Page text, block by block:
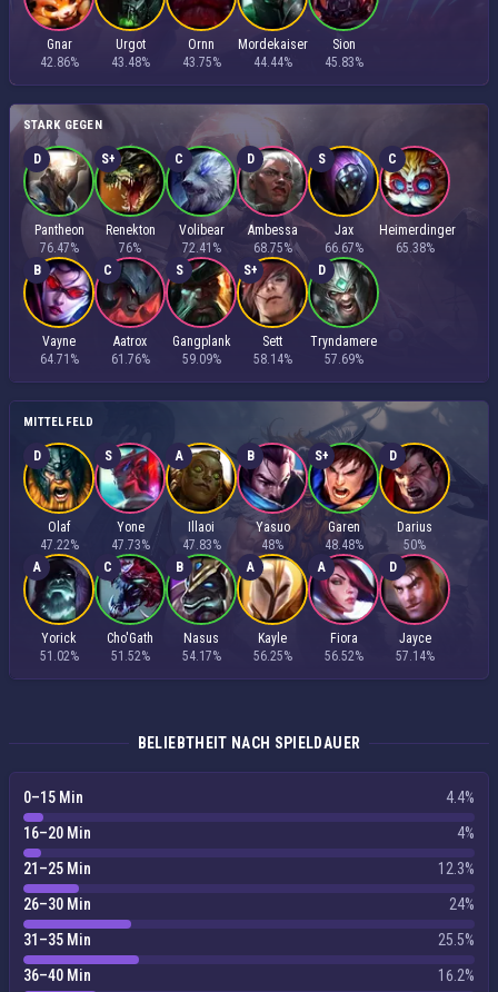
Gnar
42.86%
Urgot
43.48%
Ornn
43.75%
Mordekaiser
44.44%
Sion
45.83%
STARK GEGEN
D
Pantheon
76.47%
S+
Renekton
76%
C
Volibear
72.41%
D
Ambessa
68.75%
S
Jax
66.67%
C
Heimerdinger
65.38%
B
Vayne
64.71%
C
Aatrox
61.76%
S
Gangplank
59.09%
S+
Sett
58.14%
D
Tryndamere
57.69%
MITTELFELD
D
Olaf
47.22%
S
Yone
47.73%
A
Illaoi
47.83%
B
Yasuo
48%
S+
Garen
48.48%
D
Darius
50%
A
Yorick
51.02%
C
Cho'Gath
51.52%
B
Nasus
54.17%
A
Kayle
56.25%
A
Fiora
56.52%
D
Jayce
57.14%
BELIEBTHEIT NACH SPIELDAUER
0–15 Min
4.4%
16–20 Min
4%
21–25 Min
12.3%
26–30 Min
24%
31–35 Min
25.5%
36–40 Min
16.2%